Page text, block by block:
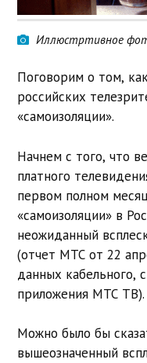
Иллюстртивное
Поговорим о том,
российских
«самоизоляции».
Начнем с того, что
платного
первом полном
«самоизоляции» в
неожиданный
(отчет МТС от 22
данных кабельного,
приложения МТС ТВ).
Можно было бы
вышеозначенный